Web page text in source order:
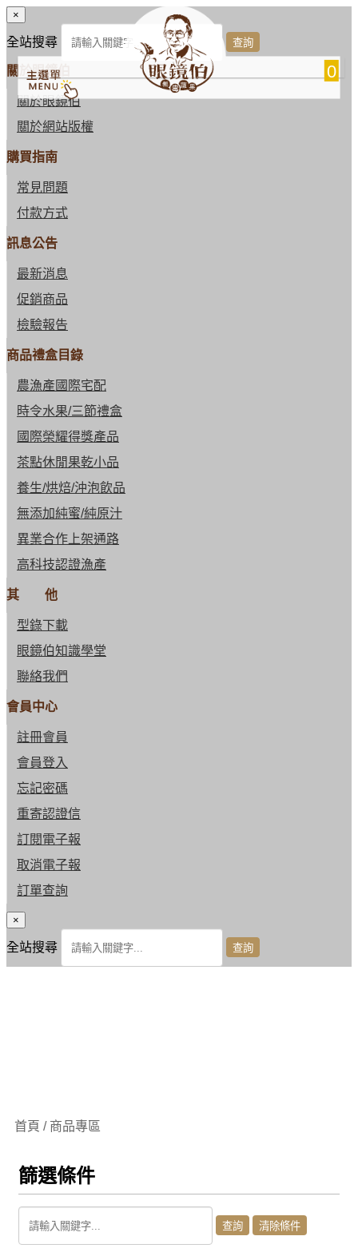
0
×
全站搜尋
關於眼鏡伯
關於眼鏡伯
關於網站版權
購買指南
常見問題
付款方式
訊息公告
最新消息
促銷商品
檢驗報告
商品禮盒目錄
農漁產國際宅配
時令水果/三節禮盒
國際榮耀得獎產品
茶點休閒果乾小品
養生/烘焙/沖泡飲品
無添加純蜜/純原汁
異業合作上架通路
高科技認證漁產
其 他
型錄下載
眼鏡伯知識學堂
聯絡我們
會員中心
註冊會員
會員登入
忘記密碼
重寄認證信
訂閱電子報
取消電子報
訂單查詢
×
全站搜尋
首頁 / 商品專區
篩選條件